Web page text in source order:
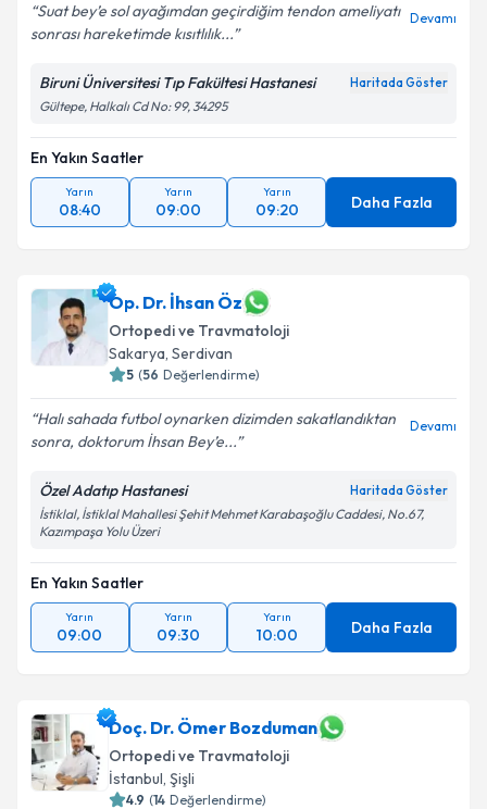
Suat bey’e sol ayağımdan geçirdiğim tendon ameliyatı
sonrası hareketimde kısıtlılık...
Devamı
Biruni Üniversitesi Tıp Fakültesi Hastanesi Haritada Göster
Gültepe, Halkalı Cd No: 99, 34295
En Yakın Saatler
Yarın
08:40
Yarın
09:00
Yarın
09:20 Daha Fazla
Op. Dr. İhsan Öz
Ortopedi ve Travmatoloji
Sakarya, Serdivan
5 (56 Değerlendirme)
Halı sahada futbol oynarken dizimden sakatlandıktan
sonra, doktorum İhsan Bey’e...
Devamı
Özel Adatıp Hastanesi Haritada Göster
İstiklal, İstiklal Mahallesi Şehit Mehmet Karabaşoğlu Caddesi, No.67,
Kazımpaşa Yolu Üzeri
En Yakın Saatler
Yarın
09:00
Yarın
09:30
Yarın
10:00 Daha Fazla
Doç. Dr. Ömer Bozduman
Ortopedi ve Travmatoloji
İstanbul, Şişli
4.9 (14 Değerlendirme)